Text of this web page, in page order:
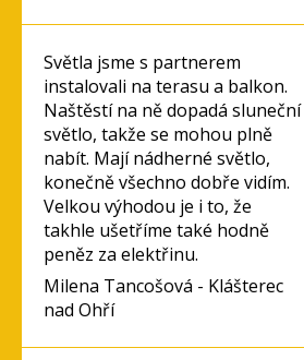
Světla jsme s partnerem
instalovali na terasu a balkon.
Naštěstí na ně dopadá sluneční
světlo, takže se mohou plně
nabít. Mají nádherné světlo,
konečně všechno dobře vidím.
Velkou výhodou je i to, že
takhle ušetříme také hodně
peněz za elektřinu.
Milena Tancošová - Klášterec
nad Ohří